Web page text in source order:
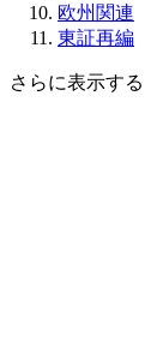
欧州関連
東証再編
さらに表示する